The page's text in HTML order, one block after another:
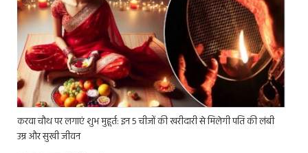
करवा चौथ पर लगाएं शुभ मुहूर्त: इन 5 चीजों की खरीदारी से मिलेगी पति की लंबी
उम्र और सुखी जीवन